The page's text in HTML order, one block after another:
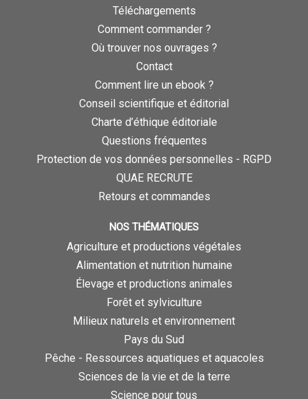
Téléchargements
Comment commander ?
Où trouver nos ouvrages ?
Contact
Comment lire un ebook ?
Conseil scientifique et éditorial
Charte d’éthique éditoriale
Questions fréquentes
Protection de vos données personnelles - RGPD
QUAE RECRUTE
Retours et commandes
NOS THÉMATIQUES
Agriculture et productions végétales
Alimentation et nutrition humaine
Élevage et productions animales
Forêt et sylviculture
Milieux naturels et environnement
Pays du Sud
Pêche - Ressources aquatiques et aquacoles
Sciences de la vie et de la terre
Science pour tous